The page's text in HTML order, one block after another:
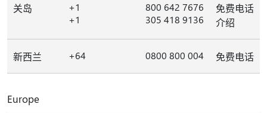
关岛
+1
+1
800 642 7676
305 418 9136
免费电话
介绍
新西兰 +64 0800 800 004 免费电话
Europe